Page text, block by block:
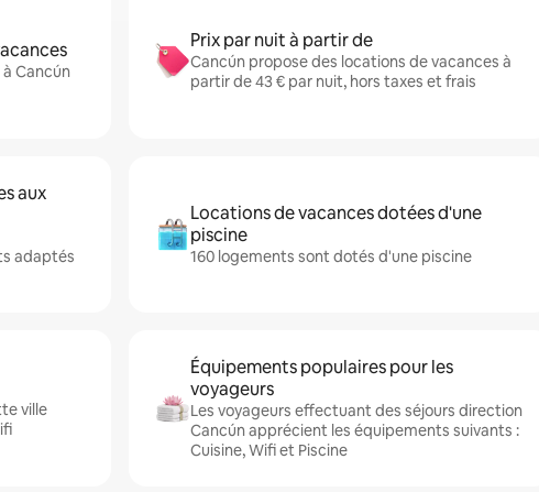
Cancún
Prix par nuit à partir de
Cancún propose des locations de vacances à
partir de 43 € par nuit, hors taxes et frais
aux
adaptés
Locations de vacances dotées d'une
piscine
160 logements sont dotés d'une piscine
ville
Équipements populaires pour les
voyageurs
Les voyageurs effectuant des séjours direction
Cancún apprécient les équipements suivants :
Cuisine, Wifi et Piscine